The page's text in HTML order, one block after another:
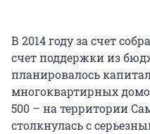
В 2014 году за счет
счет поддержки из
планировалось
многоквартирных
500 – на территории
столкнулась с